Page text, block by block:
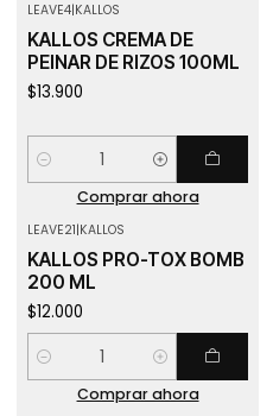
LEAVE4|KALLOS
KALLOS CREMA DE
PEINAR DE RIZOS 100ML
$13.900
Cantidad
Comprar ahora
LEAVE21|KALLOS
KALLOS PRO-TOX BOMB
200 ML
$12.000
Cantidad
Comprar ahora